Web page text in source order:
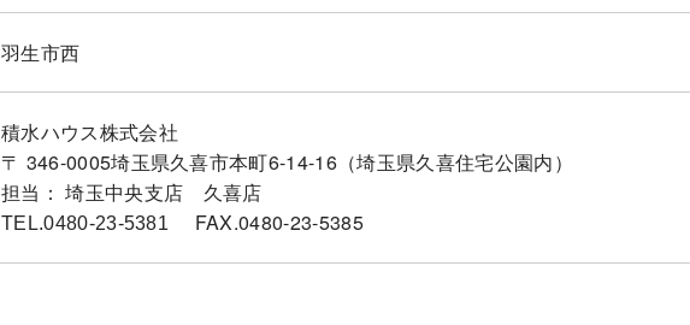
羽生市西
積水ハウス株式会社
〒 346-0005埼玉県久喜市本町6-14-16（埼玉県久喜住宅公園内）
担当： 埼玉中央支店 久喜店
TEL.0480-23-5381 FAX.0480-23-5385